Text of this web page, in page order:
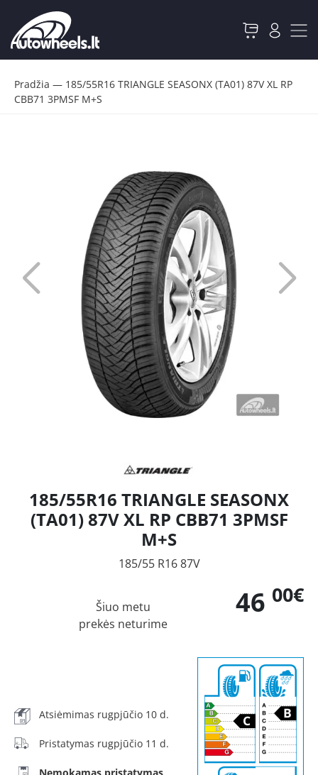
Pradžia — 185/55R16 TRIANGLE SEASONX (TA01) 87V XL RP
CBB71 3PMSF M+S
185/55R16 TRIANGLE SEASONX
(TA01) 87V XL RP CBB71 3PMSF
M+S
185/55 R16 87V
46 00€
Šiuo metu
prekės neturime
Atsiėmimas rugpjūčio 10 d.
Pristatymas rugpjūčio 11 d.